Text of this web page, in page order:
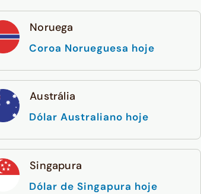
Noruega
Coroa Norueguesa hoje
Austrália
Dólar Australiano hoje
Singapura
Dólar de Singapura hoje